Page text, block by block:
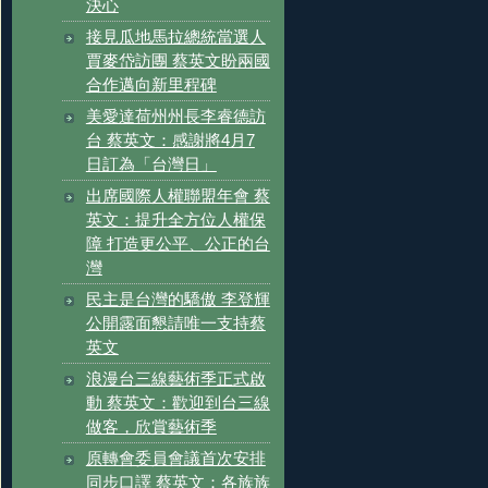
決心
接見瓜地馬拉總統當選人
賈麥岱訪團 蔡英文盼兩國
合作邁向新里程碑
美愛達荷州州長李睿德訪
台 蔡英文：感謝將4月7
日訂為「台灣日」
出席國際人權聯盟年會 蔡
英文：提升全方位人權保
障 打造更公平、公正的台
灣
民主是台灣的驕傲 李登輝
公開露面懇請唯一支持蔡
英文
浪漫台三線藝術季正式啟
動 蔡英文：歡迎到台三線
做客，欣賞藝術季
原轉會委員會議首次安排
同步口譯 蔡英文：各族族